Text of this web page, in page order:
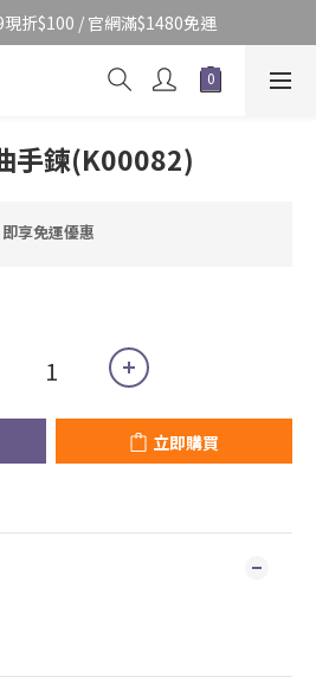
折$100 / 官網滿$1480免運
手鍊(K00082)
享免運優惠
立即購買